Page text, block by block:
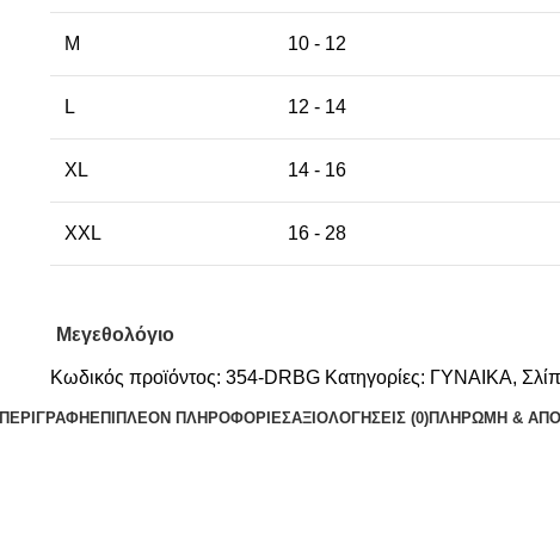
M 10 - 12
L 12 - 14
XL 14 - 16
XXL 16 - 28
Μεγεθολόγιο
Κωδικός προϊόντος: 354-DRBG Κατηγορίες: ΓΥΝΑΙΚΑ,
ΠΕΡΙΓΡΑΦΉ ΕΠΙΠΛΈΟΝ ΠΛΗΡΟΦΟΡΊΕΣΑΞΙΟΛΟΓΉΣΕΙΣ (0)ΠΛΗΡΩΜΗ &